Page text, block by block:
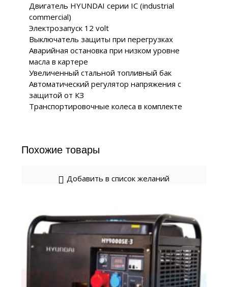
Двигатель HYUNDAI серии IC (industrial
commercial)
Электрозапуск 12 volt
Выключатель защиты при перегрузках
Аварийная остановка при низком уровне
масла в картере
Увеличенный стальной топливный бак
Автоматический регулятор напряжения с
защитой от КЗ
Транспортировочные колеса в комплекте
Похожие товары
Добавить в список желаний